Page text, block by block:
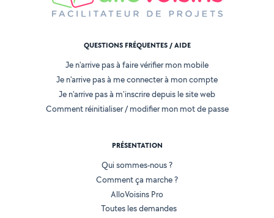
QUESTIONS FRÉQUENTES / AIDE
Je n'arrive pas à faire vérifier mon mobile
Je n'arrive pas à me connecter à mon compte
Je n'arrive pas à m'inscrire depuis le site web
Comment réinitialiser / modifier mon mot de passe
PRÉSENTATION
Qui sommes-nous ?
Comment ça marche ?
AlloVoisins Pro
Toutes les demandes